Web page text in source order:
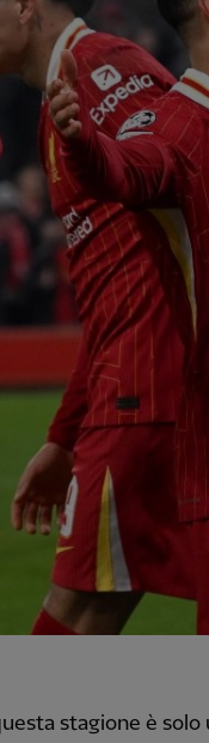
stagione è